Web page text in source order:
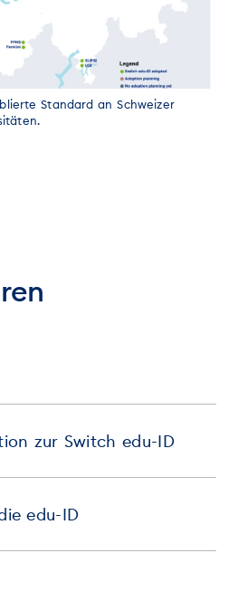
Standard an Schweizer
zur Switch edu-ID
edu-ID